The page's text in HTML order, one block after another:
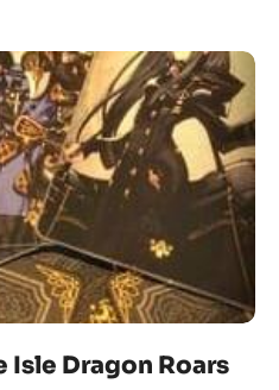
Isle Dragon Roars